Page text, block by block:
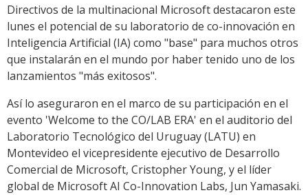
Link
Directivos de la multinacional Microsoft destacaron este
lunes el potencial de su laboratorio de co-innovación en
Inteligencia Artificial (IA) como "base" para muchos otros
que instalarán en el mundo por haber tenido uno de los
lanzamientos "más exitosos".
Así lo aseguraron en el marco de su participación en el
evento 'Welcome to the CO/LAB ERA' en el auditorio del
Laboratorio Tecnológico del Uruguay (LATU) en
Montevideo el vicepresidente ejecutivo de Desarrollo
Comercial de Microsoft, Cristopher Young, y el líder
global de Microsoft AI Co-Innovation Labs, Jun Yamasaki.